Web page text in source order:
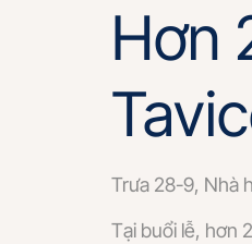
Hơn
Trưa 28-9, Nhà
Tại buổi lễ, hơn